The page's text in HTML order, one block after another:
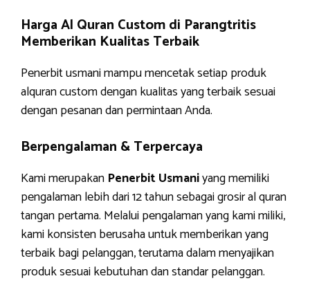
Harga Al Quran Custom di Parangtritis
Memberikan Kualitas Terbaik
Penerbit usmani mampu mencetak setiap produk
alquran custom dengan kualitas yang terbaik sesuai
dengan pesanan dan permintaan Anda.
Berpengalaman & Terpercaya
Kami merupakan Penerbit Usmaniyang memiliki
pengalaman lebih dari 12 tahun sebagai grosir al quran
tangan pertama. Melalui pengalaman yang kami miliki,
kami konsisten berusaha untuk memberikan yang
terbaik bagi pelanggan, terutama dalam menyajikan
produk sesuai kebutuhan dan standar pelanggan.